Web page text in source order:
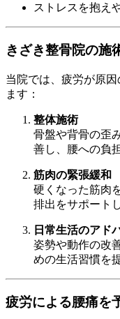
ストレスを抱え
きざき整骨院の施
当院では、疲労が原
ます：
整体施術
骨盤や背骨の歪
善し、腰への負
筋肉の緊張緩和
硬くなった筋肉
排出をサポート
日常生活のアド
姿勢や動作の改
めの生活習慣を
疲労による腰痛を